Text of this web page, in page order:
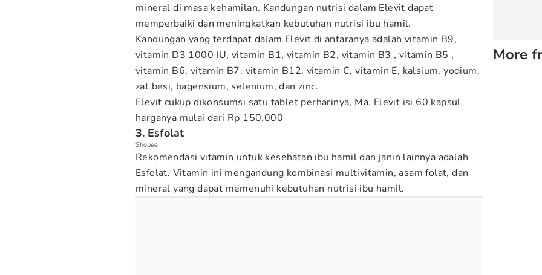
mineral di masa kehamilan. Kandungan nutrisi dalam Elevit dapat
memperbaiki dan meningkatkan kebutuhan nutrisi ibu hamil.
Kandungan yang terdapat dalam Elevit di antaranya adalah vitamin B9,
vitamin D3 1000 IU, vitamin B1, vitamin B2, vitamin B3 , vitamin B5 ,
vitamin B6, vitamin B7, vitamin B12, vitamin C, vitamin E, kalsium, yodium,
zat besi, bagensium, selenium, dan zinc.
Elevit cukup dikonsumsi satu tablet perharinya, Ma. Elevit isi 60 kapsul
harganya mulai dari Rp 150.000
3. Esfolat
Shopee
Rekomendasi vitamin untuk kesehatan ibu hamil dan janin lainnya adalah
Esfolat. Vitamin ini mengandung kombinasi multivitamin, asam folat, dan
mineral yang dapat memenuhi kebutuhan nutrisi ibu hamil.
More